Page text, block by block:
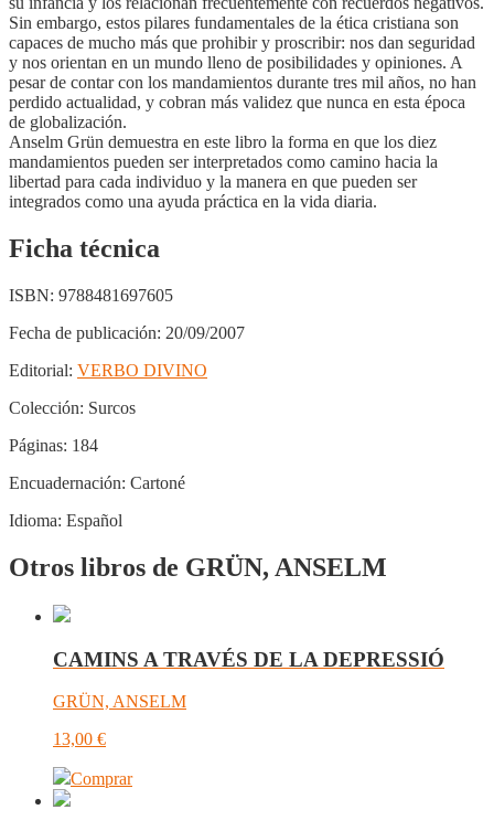
Sin embargo, estos pilares fundamentales de la ética cristiana son
capaces de mucho más que prohibir y proscribir: nos dan seguridad
y nos orientan en un mundo lleno de posibilidades y opiniones. A
pesar de contar con los mandamientos durante tres mil años, no han
perdido actualidad, y cobran más validez que nunca en esta época
de globalización.
Anselm Grün demuestra en este libro la forma en que los diez
mandamientos pueden ser interpretados como camino hacia la
libertad para cada individuo y la manera en que pueden ser
integrados como una ayuda práctica en la vida diaria.
Ficha técnica
ISBN: 9788481697605
Fecha de publicación: 20/09/2007
Editorial: VERBO DIVINO
Colección: Surcos
Páginas: 184
Encuadernación: Cartoné
Idioma: Español
Otros libros de GRÜN, ANSELM
CAMINS A TRAVÉS DE LA DEPRESSIÓ
GRÜN, ANSELM
13,00 €
Comprar